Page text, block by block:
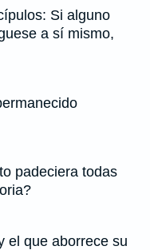
Si alguno
a sí mismo,
padeciera todas
el que aborrece su